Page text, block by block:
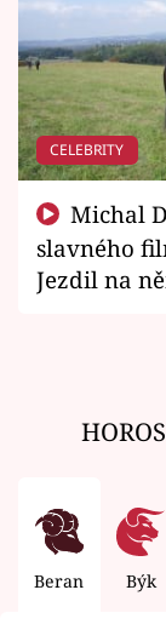
CELEBRITY
slavného
Jezdil na
Beran Býk